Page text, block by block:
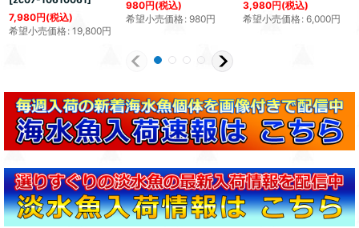
7,980円(税込)
希望小売価格: 19,800円
980円(税込)
希望小売価格: 980円
3,980円(税込)
希望小売価格: 6,000円